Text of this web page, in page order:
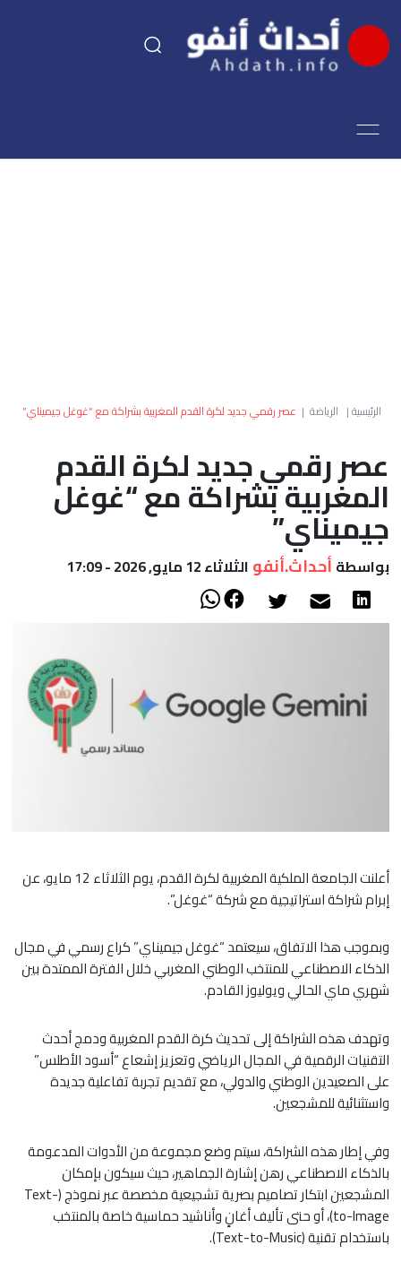
اقتصاد
العالم
أعمدة
الصحراء
الرئيسية| الرياضة | عصر رقمي جديد لكرة القدم المغربية بشراكة مع “غوغل جيميناي”
عصر رقمي جديد لكرة القدم
المغربية بشراكة مع “غوغل
جيميناي”
بواسطة أحداث.أنفو الثلاثاء 12 مايو, 2026 - 17:09
أعلنت الجامعة الملكية المغربية لكرة القدم، يوم الثلاثاء 12 مايو، عن
إبرام شراكة استراتيجية مع شركة “غوغل”.
وبموجب هذا الاتفاق، سيعتمد “غوغل جيميناي” كراع رسمي في مجال
الذكاء الاصطناعي للمنتخب الوطني المغربي خلال الفترة الممتدة بين
شهري ماي الحالي ويوليوز القادم.
وتهدف هذه الشراكة إلى تحديث كرة القدم المغربية ودمج أحدث
التقنيات الرقمية في المجال الرياضي وتعزيز إشعاع “أسود الأطلس”
على الصعيدين الوطني والدولي، مع تقديم تجربة تفاعلية جديدة
واستثنائية للمشجعين.​
وفي إطار هذه الشراكة، سيتم وضع مجموعة من الأدوات المدعومة
بالذكاء الاصطناعي رهن إشارة الجماهير، حيث سيكون بإمكان
المشجعين ابتكار تصاميم بصرية تشجيعية مخصصة عبر نموذج (Text-
to-Image)، أو حتى تأليف أغانٍ وأناشيد حماسية خاصة بالمنتخب
باستخدام تقنية (Text-to-Music).